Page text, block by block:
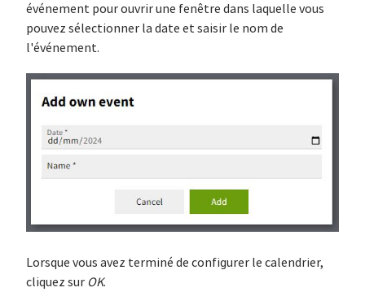
événement pour ouvrir une fenêtre dans laquelle vous
pouvez sélectionner la date et saisir le nom de
l'événement.
Lorsque vous avez terminé de configurer le calendrier,
cliquez sur OK.